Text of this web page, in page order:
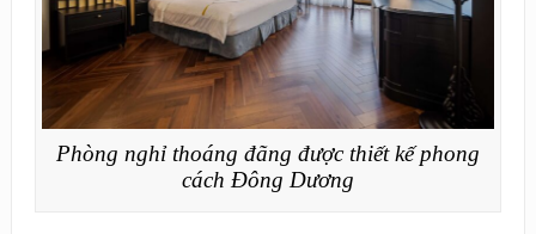
Phòng nghỉ thoáng đãng được thiết kế phong
cách Đông Dương